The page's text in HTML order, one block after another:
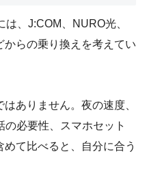
、J:COM、NURO光、
からの乗り換えを考えてい
ありません。夜の速度、
必要性、スマホセット
て比べると、自分に合う